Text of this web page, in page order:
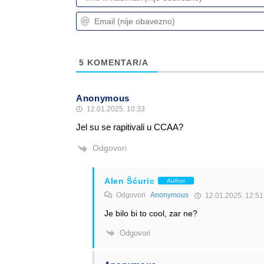
5 KOMENTAR/A
Anonymous
12.01.2025. 10:33
Jel su se rapitivali u CCAA?
Odgovori
Alen Šćuric Author
Odgovori Anonymous 12.01.2025. 12:51
Je bilo bi to cool, zar ne?
Odgovori